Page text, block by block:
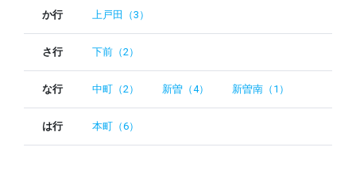
か行 上戸田（3）
さ行 下前（2）
な行 中町（2） 新曽（4） 新曽南（1）
は行 本町（6）